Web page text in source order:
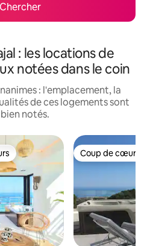
Chercher
: les locations de
notées dans le coin
: l'emplacement, la
de ces logements sont
notés.
les plus aimésCoup de cœur
Coup de cœur